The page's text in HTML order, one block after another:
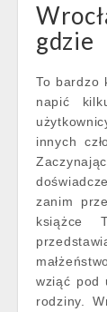
gdzie
To bardzo
napić
innych
zanim
książce
wziąć pod
rodziny.